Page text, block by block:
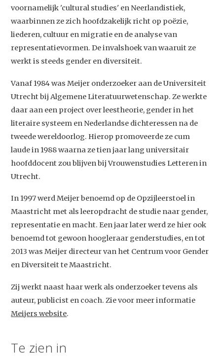
Studium Generale
Home
Agenda
Video
Podcast
Artikelen
Contact
voornamelijk 'cultural studies' en Neerlandistiek,
waarbinnen ze zich hoofdzakelijk richt op poëzie,
liederen, cultuur en migratie en de analyse van
representatievormen. De invalshoek van waaruit ze
werkt is steeds gender en diversiteit.
Vanaf 1984 was Meijer onderzoeker aan de Universiteit
Utrecht bij Algemene Literatuurwetenschap. Ze werkte
daar aan een project over leestheorie, gender in het
literaire systeem en Nederlandse dichteressen na de
tweede wereldoorlog. Hierop promoveerde ze cum
laude in 1988 waarna ze tien jaar lang universitair
hoofddocent zou blijven bij Vrouwenstudies Letteren in
Utrecht.
In 1997 werd Meijer benoemd op de Opzijleerstoel in
Maastricht met als leeropdracht de studie naar gender,
representatie en macht. Een jaar later werd ze hier ook
benoemd tot gewoon hoogleraar genderstudies, en tot
2013 was Meijer directeur van het Centrum voor Gender
en Diversiteit te Maastricht.
Zij werkt naast haar werk als onderzoeker tevens als
auteur, publicist en coach. Zie voor meer informatie
Meijers website.
Te zien in